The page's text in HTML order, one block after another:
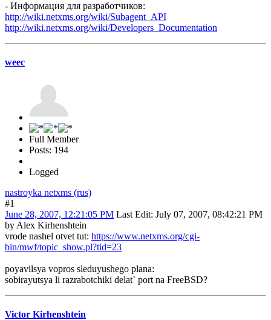
- Информация для разработчиков:
http://wiki.netxms.org/wiki/Subagent_API
http://wiki.netxms.org/wiki/Developers_Documentation
weec
Full Member
Posts: 194
Logged
nastroyka netxms (rus)
#1
June 28, 2007, 12:21:05 PM Last Edit: July 07, 2007, 08:42:21 PM
by Alex Kirhenshtein
vrode nashel otvet tut: https://www.netxms.org/cgi-
bin/mwf/topic_show.pl?tid=23
poyavilsya vopros sleduyushego plana:
sobirayutsya li razrabotchiki delat` port na FreeBSD?
Victor Kirhenshtein